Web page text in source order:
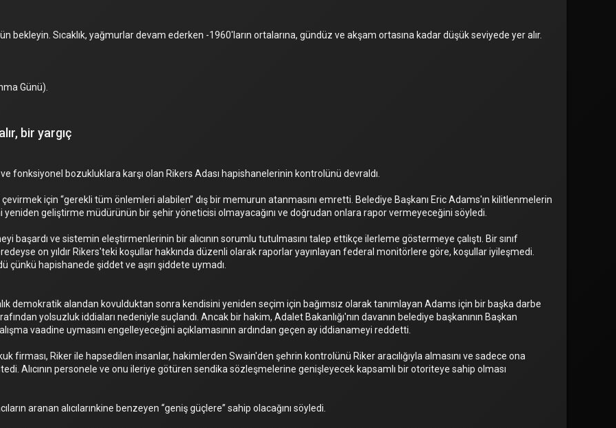
bekleyin. Sıcaklık, yağmurlar devam ederken -1960'ların ortalarına, gündüz ve akşam ortasına kadar düşük seviyede yer alır.
Günü).
bir yargıç
fonksiyonel bozukluklara karşı olan Rikers Adası hapishanelerinin kontrolünü devraldı.
için “gerekli tüm önlemleri alabilen” dış bir memurun atanmasını emretti. Belediye Başkanı Eric Adams'ın kilitlenmelerin
yeniden geliştirme müdürünün bir şehir yöneticisi olmayacağını ve doğrudan onlara rapor vermeyeceğini söyledi.
başardı ve sistemin eleştirmenlerinin bir alıcının sorumlu tutulmasını talep ettikçe ilerleme göstermeye çalıştı. Bir sınıf
on yıldır Rikers'teki koşullar hakkında düzenli olarak raporlar yayınlayan federal monitörlere göre, koşullar iyileşmedi.
çünkü hapishanede şiddet ve aşırı şiddete uymadı.
demokratik alandan kovulduktan sonra kendisini yeniden seçim için bağımsız olarak tanımlayan Adams için bir başka darbe
yolsuzluk iddiaları nedeniyle suçlandı. Ancak bir hakim, Adalet Bakanlığı'nın davanın belediye başkanının Başkan
vaadine uymasını engelleyeceğini açıklamasının ardından geçen ay iddianameyi reddetti.
firması, Riker ile hapsedilen insanlar, hakimlerden Swain'den şehrin kontrolünü Riker aracılığıyla almasını ve sadece ona
Alıcının personele ve onu ileriye götüren sendika sözleşmelerine genişleyecek kapsamlı bir otoriteye sahip olması
aranan alıcılarınkine benzeyen “geniş güçlere” sahip olacağını söyledi.